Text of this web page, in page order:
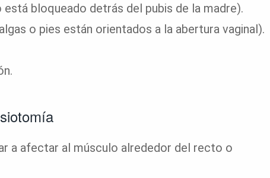
bloqueado detrás del pubis de la madre).
o pies están orientados a la abertura vaginal).
a afectar al músculo alrededor del recto o